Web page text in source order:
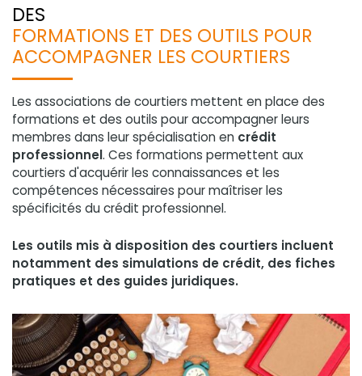
DES
FORMATIONS ET DES OUTILS POUR
ACCOMPAGNER LES COURTIERS
Les associations de courtiers mettent en place des
formations et des outils pour accompagner leurs
membres dans leur spécialisation en crédit
professionnel. Ces formations permettent aux
courtiers d'acquérir les connaissances et les
compétences nécessaires pour maîtriser les
spécificités du crédit professionnel.
Les outils mis à disposition des courtiers incluent
notamment des simulations de crédit, des fiches
pratiques et des guides juridiques.